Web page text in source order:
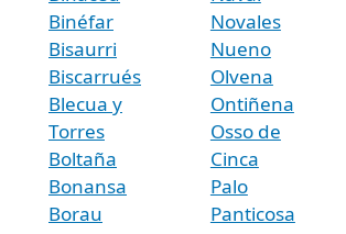
Binéfar
Bisaurri
Biscarrués
Blecua y
Torres
Boltaña
Bonansa
Borau
Novales
Nueno
Olvena
Ontiñena
Osso de
Cinca
Palo
Panticosa